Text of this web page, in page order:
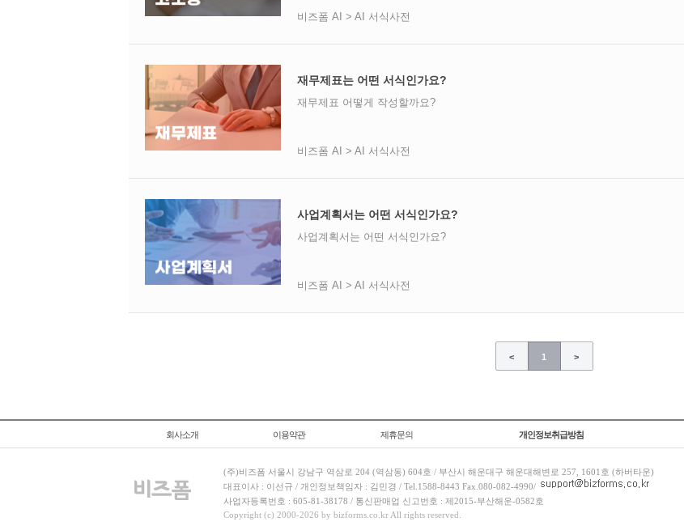
비즈폼 AI > AI 서식사전
재무제표는 어떤 서식인가요?
재무제표 어떻게 작성할까요?
비즈폼 AI > AI 서식사전
사업계획서는 어떤 서식인가요?
사업계획서는 어떤 서식인가요?
비즈폼 AI > AI 서식사전
< 1 >
회사소개 이용약관 제휴문의 개인정보취급방침
(주)비즈폼 서울시 강남구 역삼로 204 (역삼동) 604호 / 부산시 해운대구 해운대해변로 257, 1601호 (하버타운)
대표이사 : 이선규 / 개인정보책임자 : 김민경 / Tel.1588-8443 Fax.080-082-4990/
사업자등록번호 : 605-81-38178 / 통신판매업 신고번호 : 제2015-부산해운-0582호
Copyright (c) 2000-2026 by bizforms.co.kr All rights reserved.